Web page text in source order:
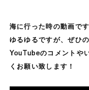
海に行った時の動画で
ゆるゆるですが、ぜひ
YouTubeのコメントや
くお願い致します！